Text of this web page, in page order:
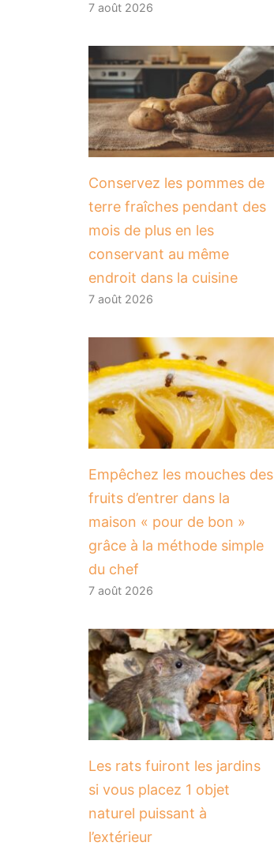
7 août 2026
Conservez les pommes de
terre fraîches pendant des
mois de plus en les
conservant au même
endroit dans la cuisine
7 août 2026
​Empêchez les mouches des
fruits d’entrer dans la
maison « pour de bon »
grâce à la méthode simple
du chef
7 août 2026
Les rats fuiront les jardins
si vous placez 1 objet
naturel puissant à
l’extérieur